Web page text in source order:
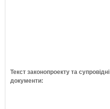
Текст законопроекту та супровідні
документи: